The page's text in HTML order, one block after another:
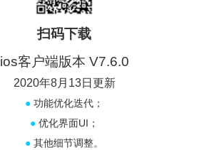
扫码下载
ios客户端版本 V7.6.0
2020年8月13日更新
● 功能优化迭代；
● 优化界面UI；
● 其他细节调整。